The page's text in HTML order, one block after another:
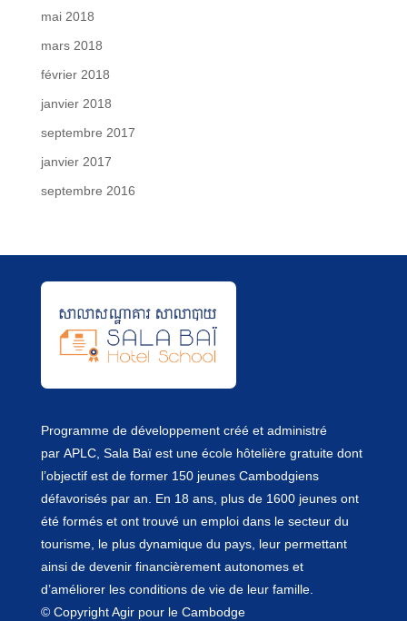
mai 2018
mars 2018
février 2018
janvier 2018
septembre 2017
janvier 2017
septembre 2016
Programme de développement créé et administré
par APLC, Sala Baï est une école hôtelière gratuite dont
l’objectif est de former 150 jeunes Cambodgiens
défavorisés par an. En 18 ans, plus de 1600 jeunes ont
été formés et ont trouvé un emploi dans le secteur du
tourisme, le plus dynamique du pays, leur permettant
ainsi de devenir financièrement autonomes et
d’améliorer les conditions de vie de leur famille.
© Copyright Agir pour le Cambodge